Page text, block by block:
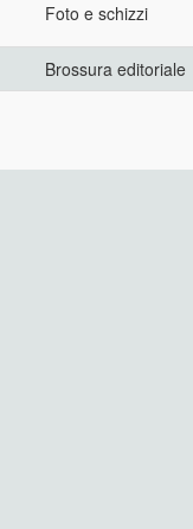
Foto e schizzi
Brossura editoriale